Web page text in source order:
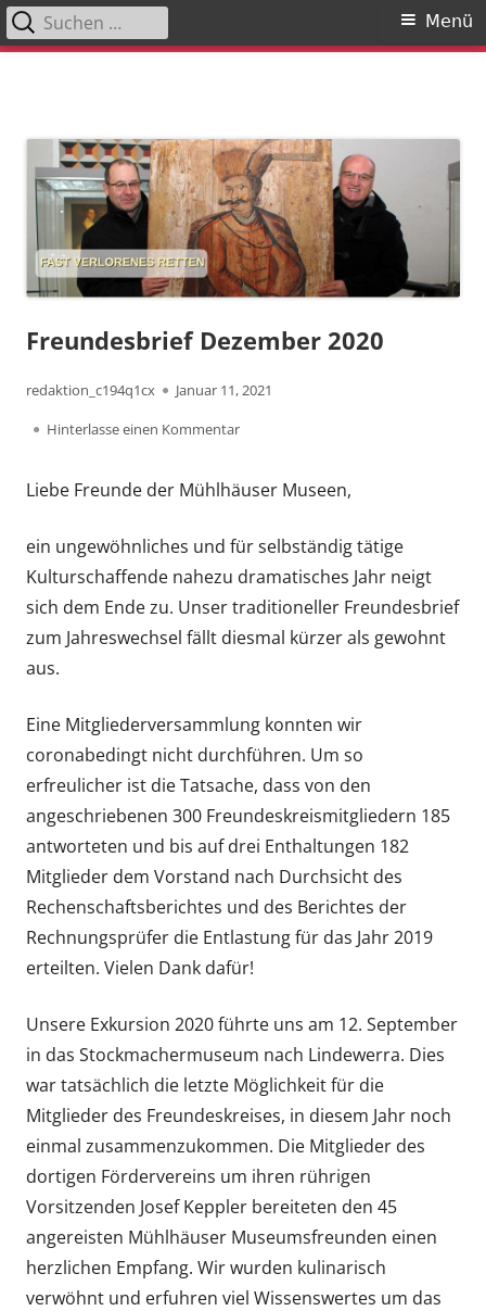
Primäres
Menü
Suchen
nach:
Freundesbrief Dezember 2020
Autor
redaktion_c194q1cx
Veröffentlicht
am
Januar 11, 2021
Hinterlasse einen Kommentarzu Freundesbrief Dezember 2020
Liebe Freunde der Mühlhäuser Museen,
ein ungewöhnliches und für selbständig tätige
Kulturschaffende nahezu dramatisches Jahr neigt
sich dem Ende zu. Unser traditioneller Freundesbrief
zum Jahreswechsel fällt diesmal kürzer als gewohnt
aus.
Eine Mitgliederversammlung konnten wir
coronabedingt nicht durchführen. Um so
erfreulicher ist die Tatsache, dass von den
angeschriebenen 300 Freundeskreismitgliedern 185
antworteten und bis auf drei Enthaltungen 182
Mitglieder dem Vorstand nach Durchsicht des
Rechenschaftsberichtes und des Berichtes der
Rechnungsprüfer die Entlastung für das Jahr 2019
erteilten. Vielen Dank dafür!
Unsere Exkursion 2020 führte uns am 12. September
in das Stockmachermuseum nach Lindewerra. Dies
war tatsächlich die letzte Möglichkeit für die
Mitglieder des Freundeskreises, in diesem Jahr noch
einmal zusammenzukommen. Die Mitglieder des
dortigen Fördervereins um ihren rührigen
Vorsitzenden Josef Keppler bereiteten den 45
angereisten Mühlhäuser Museumsfreunden einen
herzlichen Empfang. Wir wurden kulinarisch
verwöhnt und erfuhren viel Wissenswertes um das